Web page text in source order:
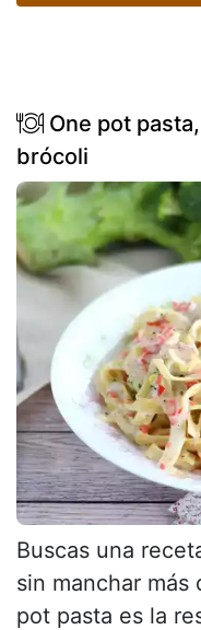
One pot
brócoli
Buscas una
sin manchar más
pot pasta es la